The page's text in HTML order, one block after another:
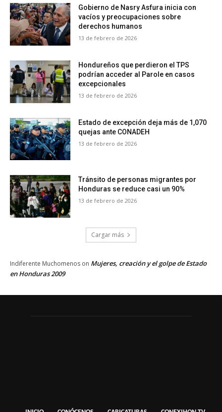
Gobierno de Nasry Asfura inicia con
vacíos y preocupaciones sobre
derechos humanos
13 de febrero de 2026
Hondureños que perdieron el TPS
podrían acceder al Parole en casos
excepcionales
13 de febrero de 2026
Estado de excepción deja más de 1,070
quejas ante CONADEH
13 de febrero de 2026
Tránsito de personas migrantes por
Honduras se reduce casi un 90%
13 de febrero de 2026
Cargar más
Indiferente Muchomenos on Mujeres, creación y el golpe de Estado
en Honduras 2009